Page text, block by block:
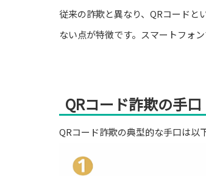
従来の詐欺と異なり、QRコードと
ない点が特徴です。スマートフォ
QRコード詐欺の手口
QRコード詐欺の典型的な手口は以